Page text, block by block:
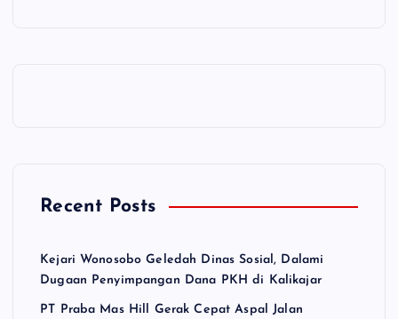
Recent Posts
Kejari Wonosobo Geledah Dinas Sosial, Dalami
Dugaan Penyimpangan Dana PKH di Kalikajar
PT Praba Mas Hill Gerak Cepat Aspal Jalan